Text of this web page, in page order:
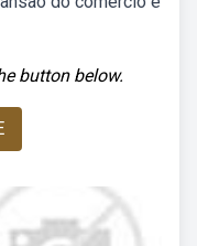
button below.